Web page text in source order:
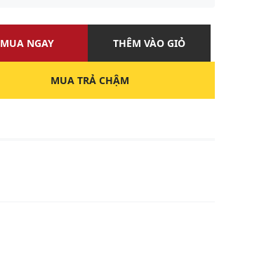
MUA NGAY THÊM VÀO GIỎ
MUA TRẢ CHẬM